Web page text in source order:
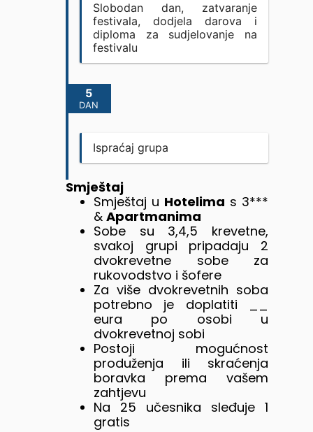
Slobodan dan, zatvaranje
festivala, dodjela darova i
diploma za sudjelovanje na
festivalu
5
DAN
Ispraćaj grupa
Smještaj
Smještaj u Hotelima s 3***
& Apartmanima
Sobe su 3,4,5 krevetne,
svakoj grupi pripadaju 2
dvokrevetne sobe za
rukovodstvo i šofere
Za više dvokrevetnih soba
potrebno je doplatiti __
eura po osobi u
dvokrevetnoj sobi
Postoji mogućnost
produženja ili skraćenja
boravka prema vašem
zahtjevu
Na 25 učesnika sleđuje 1
gratis